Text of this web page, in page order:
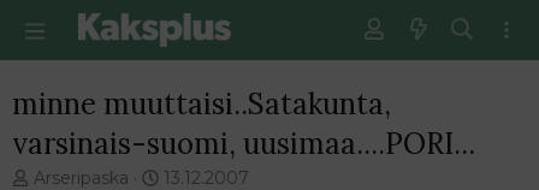
minne muuttaisi..Satakunta,
varsinais-suomi, uusimaa....PORI...
V
Arseripaska
E
13.12.2007